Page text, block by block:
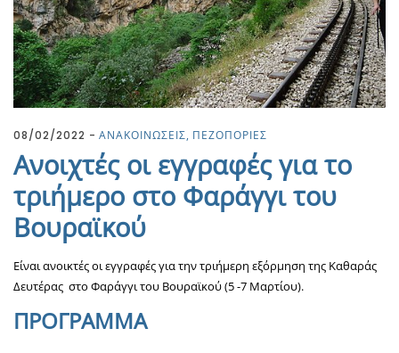
08/02/2022 ΑΝΑΚΟΙΝΩΣΕΙΣ ΠΕΖΟΠΟΡΙΕΣ
Ανοιχτές οι εγγραφές για το
τριήμερο στο Φαράγγι του
Βουραϊκού
Είναι ανοικτές οι εγγραφές για την τριήμερη εξόρμηση της Καθαράς
Δευτέρας στο Φαράγγι του Βουραϊκού (5 -7 Μαρτίου).
ΠΡΟΓΡΑΜΜΑ